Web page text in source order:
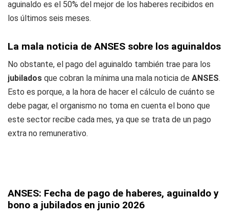
aguinaldo es el 50% del mejor de los haberes recibidos en
los últimos seis meses.
La mala noticia de ANSES sobre los aguinaldos
No obstante, el pago del aguinaldo también trae para los
jubilados que cobran la mínima una mala noticia de ANSES.
Esto es porque, a la hora de hacer el cálculo de cuánto se
debe pagar, el organismo no toma en cuenta el bono que
este sector recibe cada mes, ya que se trata de un pago
extra no remunerativo.
ANSES: Fecha de pago de haberes, aguinaldo y
bono a jubilados en junio 2026